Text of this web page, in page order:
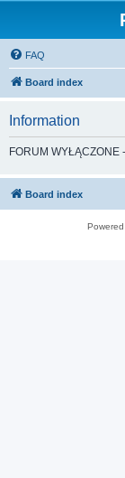
FAQ
Board index
Information
FORUM
Board index